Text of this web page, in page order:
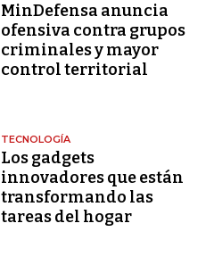
MinDefensa anuncia
ofensiva contra grupos
criminales y mayor
control territorial
TECNOLOGÍA
Los gadgets
innovadores que están
transformando las
tareas del hogar